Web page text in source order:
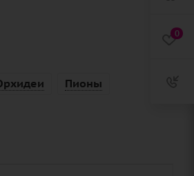
Пионы
0